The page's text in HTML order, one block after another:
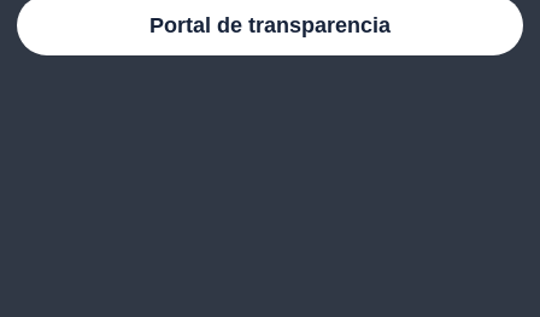
Portal de transparencia